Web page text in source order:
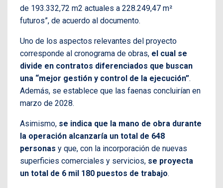
de 193.332,72 m2 actuales a 228.249,47 m²
futuros”, de acuerdo al documento.
Uno de los aspectos relevantes del proyecto
corresponde al cronograma de obras, el cual se
divide en contratos diferenciados que buscan
una “mejor gestión y control de la ejecución”.
Además, se establece que las faenas concluirían en
marzo de 2028.
Asimismo, se indica que la mano de obra durante
la operación alcanzaría un total de 648
personas y que, con la incorporación de nuevas
superficies comerciales y servicios, se proyecta
un total de 6 mil 180 puestos de trabajo.